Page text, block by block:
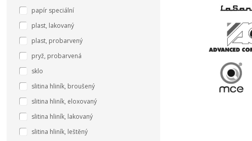
papír speciální
plast, lakovaný
plast, probarvený
pryž, probarvená
sklo
slitina hliník, broušený
slitina hliník, eloxovaný
slitina hliník, lakovaný
slitina hliník, leštěný